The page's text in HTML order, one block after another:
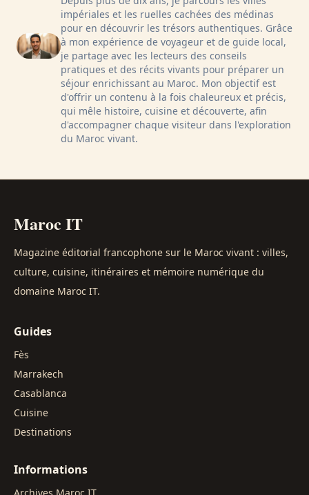
impériales et les ruelles cachées des médinas
pour en découvrir les trésors authentiques. Grâce
à mon expérience de voyageur et de guide local,
je partage avec les lecteurs des conseils
pratiques et des récits vivants pour préparer un
séjour enrichissant au Maroc. Mon objectif est
d'offrir un contenu à la fois chaleureux et précis,
qui mêle histoire, cuisine et découverte, afin
d'accompagner chaque visiteur dans l'exploration
du Maroc vivant.
Maroc IT
Magazine éditorial francophone sur le Maroc vivant : villes,
culture, cuisine, itinéraires et mémoire numérique du
domaine Maroc IT.
Guides
Fès
Marrakech
Casablanca
Cuisine
Destinations
Informations
Archives Maroc IT